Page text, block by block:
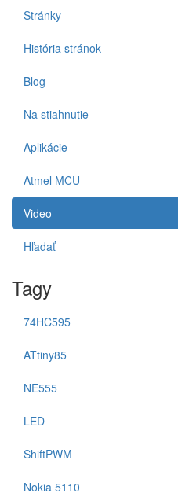
Stránky
História stránok
Blog
Na stiahnutie
Aplikácie
Atmel MCU
Video
Hľadať
Tagy
74HC595
ATtiny85
NE555
LED
ShiftPWM
Nokia 5110